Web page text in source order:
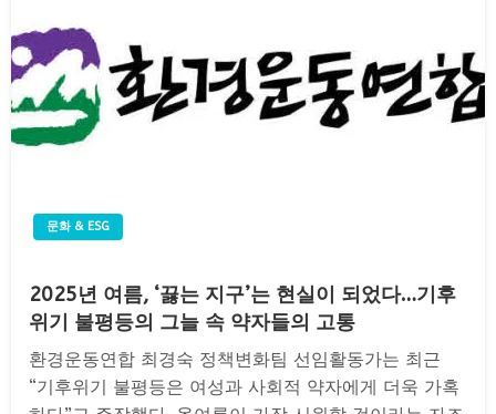
문화 & ESG
2025년 여름, ‘끓는 지구’는 현실이 되었다…기후
위기 불평등의 그늘 속 약자들의 고통
환경운동연합 최경숙 정책변화팀 선임활동가는 최근
“기후위기 불평등은 여성과 사회적 약자에게 더욱 가혹